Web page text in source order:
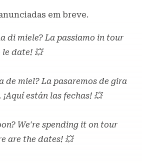
em breve.
di miele? La passiamo in tour
le date! 💥
de miel? La pasaremos de gira
están las fechas! 💥
We're spending it on tour
are the dates! 💥